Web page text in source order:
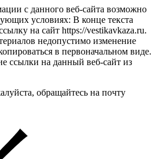
с данного веб-сайта возможно
условиях: В конце текста
на сайт https://vestikavkaza.ru.
недопустимо изменение
в первоначальном виде.
ссылки на данный веб-сайт из
обращайтесь на почту